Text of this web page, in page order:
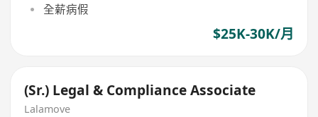
全薪病假
$25K-30K/月
(Sr.) Legal & Compliance Associate
Lalamove